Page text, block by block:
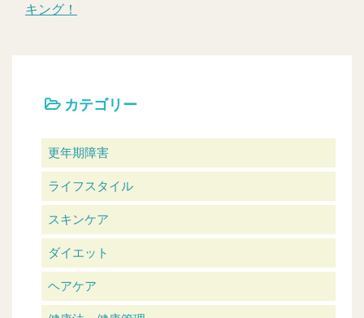
キング！
カテゴリー
更年期障害
ライフスタイル
スキンケア
ダイエット
ヘアケア